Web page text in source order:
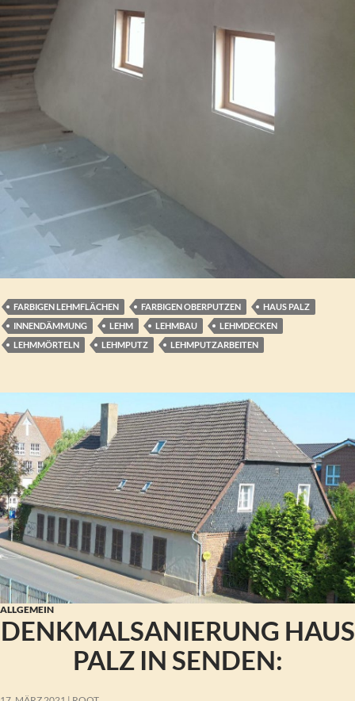
FARBIGEN LEHMFLÄCHEN FARBIGEN OBERPUTZEN
HAUS PALZ
INNENDÄMMUNG
LEHM LEHMBAU
LEHMDECKEN
LEHMMÖRTELN
LEHMPUTZ LEHMPUTZARBEITEN
ALLGEMEIN
DENKMALSANIERUNG HAUS
PALZ IN SENDEN: